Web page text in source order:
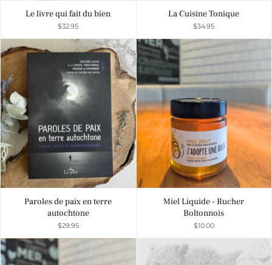
Le livre qui fait du bien
$32.95
La Cuisine Tonique
$34.95
Paroles de paix en terre
autochtone
$29.95
Miel Liquide - Rucher
Boltonnois
$10.00